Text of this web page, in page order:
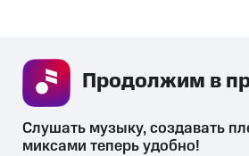
Продолжим в
Слушать музыку, создавать
миксами теперь удобно!